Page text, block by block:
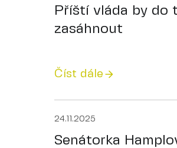
Příští vláda by do
zasáhnout
Číst dále
24.11.2025
Senátorka